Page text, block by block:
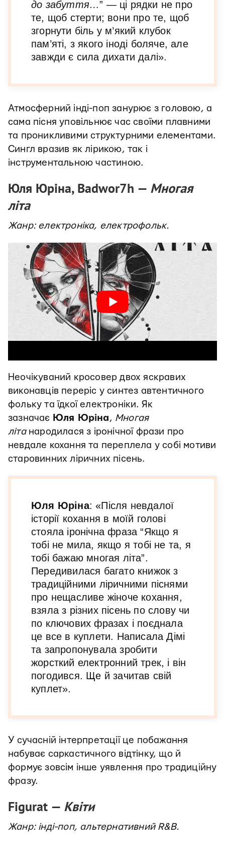
до забуття…” — ці рядки не про
те, щоб стерти; вони про те, щоб
згорнути біль у м’який клубок
пам’яті, з якого іноді боляче, але
завжди є сила дихати далі».
Атмосферний інді-поп занурює з головою, а
сама пісня уповільнює час своїми плавними
та проникливими структурними елементами.
Сингл вразив як лірикою, так і
інструментальною частиною.
Юля Юріна, Badwor7h — Многая
літа
Жанр: електроніка, електрофольк.
Неочікуваний кросовер двох яскравих
виконавців переріс у синтез автентичного
фольку та їдкої електроніки. Як
зазначає Юля Юріна , Многая
літанародилася з іронічної фрази про
невдале кохання та переплела у собі мотиви
старовинних ліричних пісень.
Юля Юріна: «Після невдалої
історії кохання в моїй голові
стояла іронічна фраза “Якщо я
тобі не мила, якщо я тобі не та, я
тобі бажаю многая літа”.
Передивилася багато книжок з
традиційними ліричними піснями
про нещасливе жіноче кохання,
взяла з різних пісень по слову чи
по ключових фразах і поєднала
це все в куплети. Написала Дімі
та запропонувала зробити
жорсткий електронний трек, і він
погодився. Ще й зачитав свій
куплет».
У сучасній інтерпретації це побажання
набуває саркастичного відтінку, що й
формує зовсім інше уявлення про традиційну
фразу.
Figurat — Квіти
Жанр: інді-поп, альтернативний R&B.